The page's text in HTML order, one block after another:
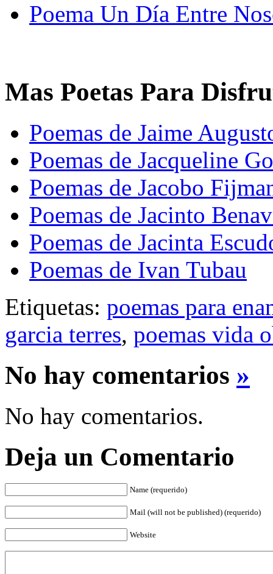
Poema Un Día Entre
Mas Poetas Para
Poemas de Jaime
Poemas de Jacqueline
Poemas de Jacobo
Poemas de Jacinto
Poemas de Jacinta
Poemas de Ivan Tubau
Etiquetas: poemas para
garcia terres, poemas vida
No hay comentarios »
No hay comentarios.
Deja un Comentario
Name (requerido)
Mail (will not be published) (requerido)
Website